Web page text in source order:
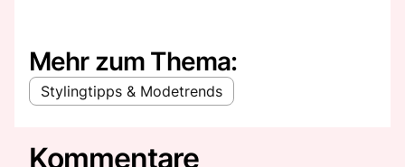
Mehr zum Thema:
Stylingtipps & Modetrends
Kommentare